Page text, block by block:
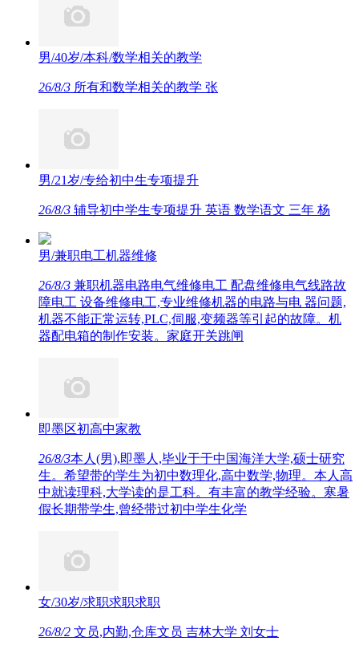
男/40岁/本科/数学相关的教学
26/8/3 所有和数学相关的教学 张
男/21岁/专给初中生专项提升
26/8/3 辅导初中学生专项提升 英语 数学语文 三年 杨
男/兼职电工机器维修
26/8/3 兼职机器电路电气维修电工 配盘维修电气线路故
障电工 设备维修电工,专业维修机器的电路与电 器问题,
机器不能正常运转,PLC,伺服,变频器等引起的故障。机
器配电箱的制作安装。家庭开关跳闸
即墨区初高中家教
26/8/3本人(男),即墨人,毕业于于中国海洋大学,硕士研究
生。希望带的学生为初中数理化,高中数学,物理。本人高
中就读理科,大学读的是工科。有丰富的教学经验。寒暑
假长期带学生,曾经带过初中学生化学
女/30岁/求职求职求职
26/8/2 文员,内勤,仓库文员 吉林大学 刘女士